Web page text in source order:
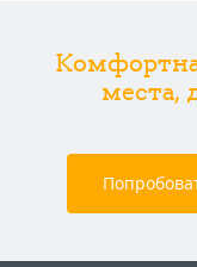
места,